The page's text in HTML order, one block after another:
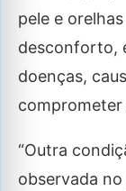
pele e
desconforto,
doenças,
comprometer
“Outra
observada